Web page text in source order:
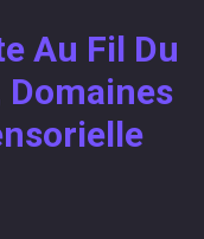
Au Fil Du
Domaines